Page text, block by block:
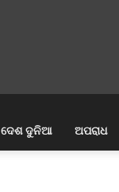
ଦେଶ ଦୁନିଆ ଅପରାଧ